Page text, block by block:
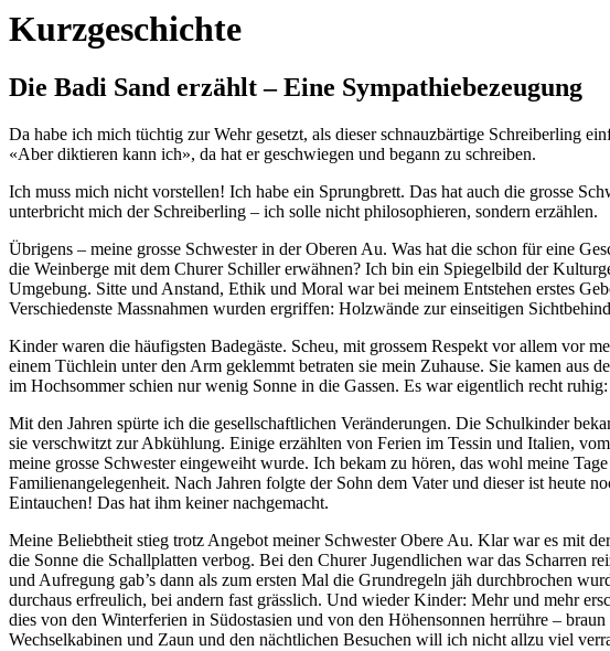
Kurzgeschichte
Die Badi Sand erzählt – Eine Sympathiebezeugung
Da habe ich mich tüchtig zur Wehr gesetzt, als dieser schnauzbärtige Schreiberling
«Aber diktieren kann ich», da hat er geschwiegen und begann zu schreiben.
Ich muss mich nicht vorstellen! Ich habe ein Sprungbrett. Das hat auch die grosse
unterbricht mich der Schreiberling – ich solle nicht philosophieren, sondern erzählen.
Übrigens – meine grosse Schwester in der Oberen Au. Was hat die schon für eine
die Weinberge mit dem Churer Schiller erwähnen? Ich bin ein Spiegelbild der
Umgebung. Sitte und Anstand, Ethik und Moral war bei meinem Entstehen erstes
Verschiedenste Massnahmen wurden ergriffen: Holzwände zur einseitigen
Kinder waren die häufigsten Badegäste. Scheu, mit grossem Respekt vor allem vor
einem Tüchlein unter den Arm geklemmt betraten sie mein Zuhause. Sie kamen aus
im Hochsommer schien nur wenig Sonne in die Gassen. Es war eigentlich recht
Mit den Jahren spürte ich die gesellschaftlichen Veränderungen. Die Schulkinder
sie verschwitzt zur Abkühlung. Einige erzählten von Ferien im Tessin und Italien,
meine grosse Schwester eingeweiht wurde. Ich bekam zu hören, das wohl meine
Familienangelegenheit. Nach Jahren folgte der Sohn dem Vater und dieser ist heute
Eintauchen! Das hat ihm keiner nachgemacht.
Meine Beliebtheit stieg trotz Angebot meiner Schwester Obere Au. Klar war es mit
die Sonne die Schallplatten verbog. Bei den Churer Jugendlichen war das Scharren
und Aufregung gab’s dann als zum ersten Mal die Grundregeln jäh durchbrochen
durchaus erfreulich, bei andern fast grässlich. Und wieder Kinder: Mehr und mehr
dies von den Winterferien in Südostasien und von den Höhensonnen herrühre –
Wechselkabinen und Zaun und den nächtlichen Besuchen will ich nicht allzu viel